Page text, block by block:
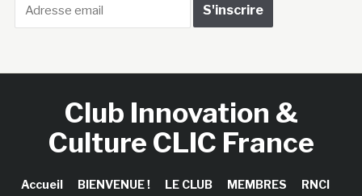
Club Innovation &
Culture CLIC France
Accueil BIENVENUE ! LE CLUB MEMBRES RNCI